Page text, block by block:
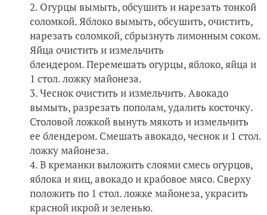
Огурцы вымыть, обсушить и нарезать тонкой
соломкой. Яблоко вымыть, обсушить, очистить,
нарезать соломкой, сбрызнуть лимонным соком.
Яйца очистить и измельчить
блендером. Перемешать огурцы, яблоко, яйца и
1 стол. ложку майонеза.
Чеснок очистить и измельчить. Авокадо
вымыть, разрезать пополам, удалить косточку.
Столовой ложкой вынуть мякоть и измельчить
ее блендером. Смешать авокадо, чеснок и 1 стол.
ложку майонеза.
В креманки выложить слоями смесь огурцов,
яблока и яиц, авокадо и крабовое мясо. Сверху
положить по 1 стол. ложке майонеза, украсить
красной икрой и зеленью.